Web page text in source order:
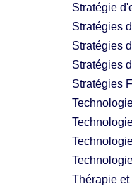
Stratégie
Stratégies
Stratégies
Stratégies
Stratégies
Thérapie